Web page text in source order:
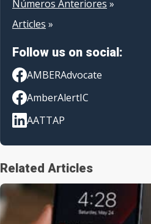
Números Anteriores »
Articles »
Follow us on social:
AMBERAdvocate
AmberAlertIC
AATTAP
Related Articles